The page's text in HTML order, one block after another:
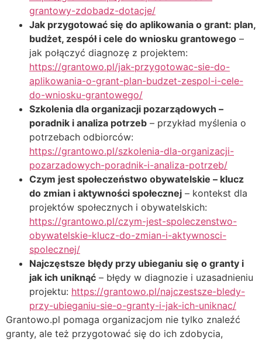
grantowy-zdobadz-dotacje/
Jak przygotować się do aplikowania o grant: plan,
budżet, zespół i cele do wniosku grantowego –
jak połączyć diagnozę z projektem:
https://grantowo.pl/jak-przygotowac-sie-do-
aplikowania-o-grant-plan-budzet-zespol-i-cele-
do-wniosku-grantowego/
Szkolenia dla organizacji pozarządowych –
poradnik i analiza potrzeb – przykład myślenia o
potrzebach odbiorców:
https://grantowo.pl/szkolenia-dla-organizacji-
pozarzadowych-poradnik-i-analiza-potrzeb/
Czym jest społeczeństwo obywatelskie – klucz
do zmian i aktywności społecznej – kontekst dla
projektów społecznych i obywatelskich:
https://grantowo.pl/czym-jest-spoleczenstwo-
obywatelskie-klucz-do-zmian-i-aktywnosci-
spolecznej/
Najczęstsze błędy przy ubieganiu się o granty i
jak ich uniknąć – błędy w diagnozie i uzasadnieniu
projektu: https://grantowo.pl/najczestsze-bledy-
przy-ubieganiu-sie-o-granty-i-jak-ich-uniknac/
Grantowo.pl pomaga organizacjom nie tylko znaleźć
granty, ale też przygotować się do ich zdobycia,